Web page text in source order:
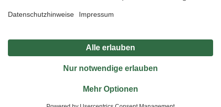
Produkte nur solange der Vorrat reicht.
*Paketversand ab 59 € versandkostenfrei, gilt nicht für Artikel mit Speditionsversand, hier
Privatsphäre Impressum
Nutzungsbedingungen
Widerrufsrecht
Vertrag widerrufen
© 2026 toom Baumarkt GmbH